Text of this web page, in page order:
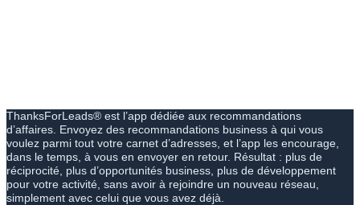
ThanksForLeads® est l’app dédiée aux recommandations
d’affaires. Envoyez des recommandations business à qui vous
voulez parmi tout votre carnet d’adresses, et l’app les encourage,
dans le temps, à vous en envoyer en retour. Résultat : plus de
réciprocité, plus d’opportunités business, plus de développement
pour votre activité, sans avoir à rejoindre un nouveau réseau,
simplement avec celui que vous avez déjà.